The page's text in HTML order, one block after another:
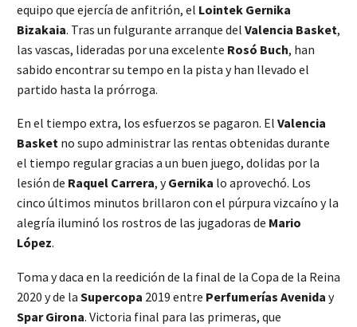
equipo que ejercía de anfitrión, el Lointek Gernika
Bizakaia. Tras un fulgurante arranque del Valencia Basket,
las vascas, lideradas por una excelente Rosó Buch, han
sabido encontrar su tempo en la pista y han llevado el
partido hasta la prórroga.
En el tiempo extra, los esfuerzos se pagaron. El Valencia
Basket no supo administrar las rentas obtenidas durante
el tiempo regular gracias a un buen juego, dolidas por la
lesión de Raquel Carrera, yGernika lo aprovechó. Los
cinco últimos minutos brillaron con el púrpura vizcaíno y la
alegría iluminó los rostros de las jugadoras de Mario
López.
Toma y daca en la reedición de la final de la Copa de la Reina
2020 y de la Supercopa 2019 entre Perfumerías Avenida y
Spar Girona. Victoria final para las primeras, que